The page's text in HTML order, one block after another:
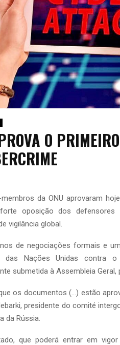
O
da ONU aprovaram
oposição dos defensores
vigilância global.
de negociações formais e
das Nações Unidas contra
submetida à Assembleia Geral,
os documentos (…) estão
presidente do comité
da Rússia.
que poderá entrar em